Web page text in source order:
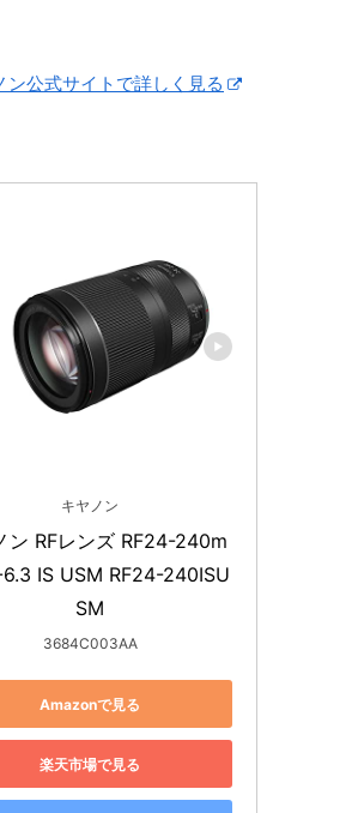
公式サイトで詳しく見る
キヤノン
ン RFレンズ RF24-240m
IS USM RF24-240ISU
SM
3684C003AA
Amazonで見る
楽天市場で見る